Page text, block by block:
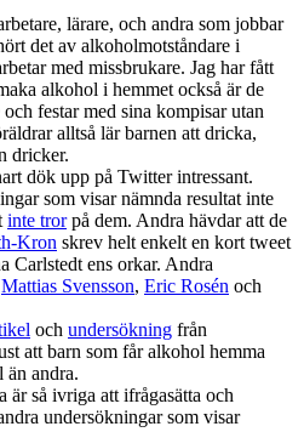
lärare, och andra som jobbar
det av alkoholmotståndare i
med missbrukare. Jag har fått
alkohol i hemmet också är de
festar med sina kompisar utan
alltså lär barnen att dricka,
dricker.
dök upp på Twitter intressant.
som visar nämnda resultat inte
inte trorpå dem. Andra hävdar att de
Kron skrev helt enkelt en kort tweet
Carlstedt ens orkar. Andra
Mattias Svensson, Eric Rosén och
och undersökning från
att barn som får alkohol hemma
än andra.
så ivriga att ifrågasätta och
undersökningar som visar